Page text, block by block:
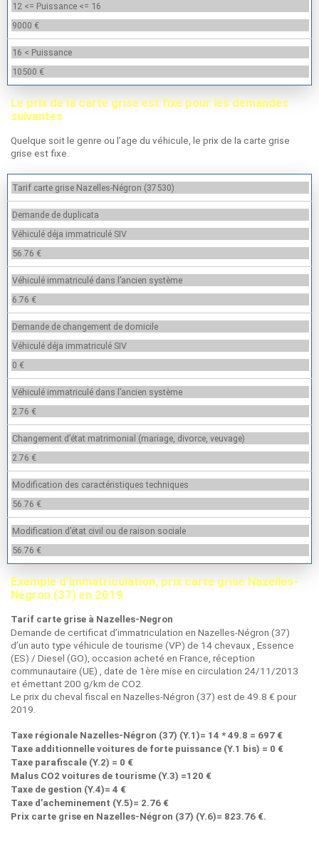
12 <= Puissance <= 16
9000 €
16 < Puissance
10500 €
Le prix de la carte grise est fixe pour les demandes
suivantes
Quelque soit le genre ou l’age du véhicule, le prix de la carte grise
grise est fixe.
Tarif carte grise Nazelles-Négron (37530)
Demande de duplicata
Véhiculé déja immatriculé SIV
56.76 €
Véhiculé immatriculé dans l’ancien système
6.76 €
Demande de changement de domicile
Véhiculé déja immatriculé SIV
0 €
Véhiculé immatriculé dans l’ancien système
2.76 €
Changement d’état matrimonial (mariage, divorce, veuvage)
2.76 €
Modification des caractéristiques techniques
56.76 €
Modification d’état civil ou de raison sociale
56.76 €
Exemple d’immatriculation, prix carte grise Nazelles-
Négron (37) en 2019
Tarif carte grise à Nazelles-Negron
Demande de certificat d’immatriculation en Nazelles-Négron (37)
d’un auto type véhicule de tourisme (VP) de 14 chevaux , Essence
(ES) / Diesel (GO), occasion acheté en France, réception
communautaire (UE) , date de 1ère mise en circulation 24/11/2013
et émettant 200 g/km de CO2.
Le prix du cheval fiscal en Nazelles-Négron (37) est de 49.8 € pour
2019.
Taxe régionale Nazelles-Négron (37) (Y.1)= 14 * 49.8 = 697 €
Taxe additionnelle voitures de forte puissance (Y.1 bis) = 0 €
Taxe parafiscale (Y.2) = 0 €
Malus CO2 voitures de tourisme (Y.3) =120 €
Taxe de gestion (Y.4)= 4 €
Taxe d’acheminement (Y.5)= 2.76 €
Prix carte grise en Nazelles-Négron (37) (Y.6)= 823.76 €.